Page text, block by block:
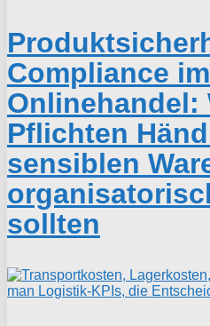
Compliance im
Onlinehandel:
Pflichten
sensiblen
sollten